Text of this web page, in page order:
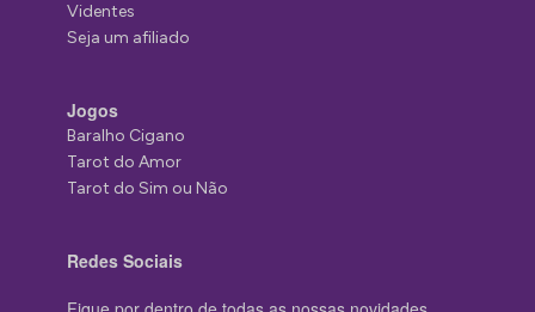
Videntes
Seja um afiliado
Jogos
Baralho Cigano
Tarot do Amor
Tarot do Sim ou Não
Redes Sociais